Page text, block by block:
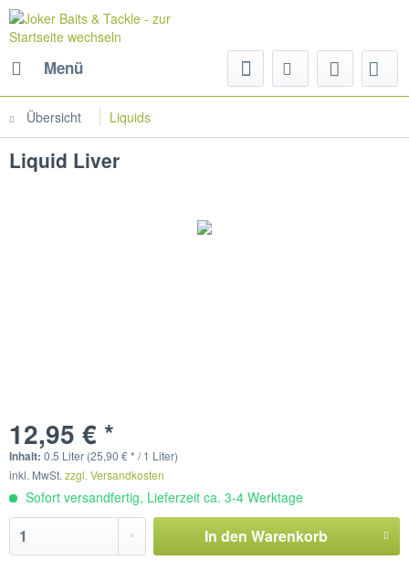
Menü
Übersicht Liquids
Liquid Liver
12,95 € *
Inhalt: 0.5 Liter (25,90 € * / 1 Liter)
inkl. MwSt. zzgl. Versandkosten
Sofort versandfertig, Lieferzeit ca. 3-4 Werktage
In den Warenkorb